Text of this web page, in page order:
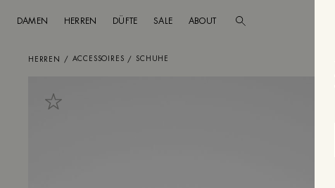
DAMEN HERREN DÜFTE SALE ABOUT
HERREN / ACCESSOIRES / SCHUHE